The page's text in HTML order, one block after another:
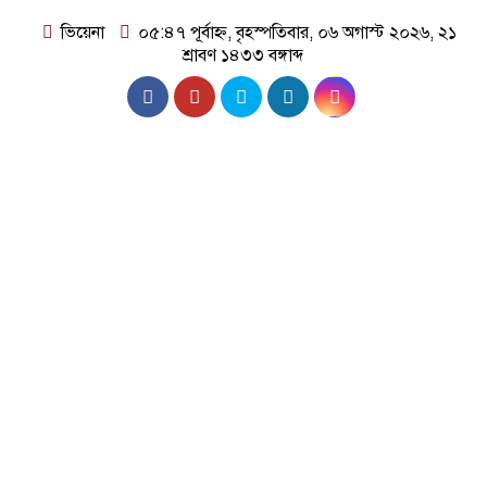
ভিয়েনা
০৫:৪৭ পূর্বাহ্ন, বৃহস্পতিবার, ০৬ অগাস্ট ২০২৬, ২১
শ্রাবণ ১৪৩৩ বঙ্গাব্দ